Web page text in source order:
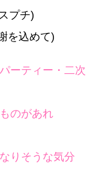
プチ)
を込めて)
ーティー・二次
のがあれ
りそうな気分